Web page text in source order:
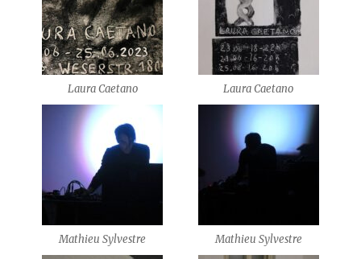
Laura Caetano Laura Caetano
Mathieu Sylvestre Mathieu Sylvestre